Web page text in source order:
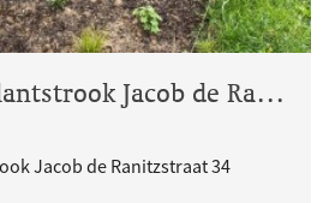
Participeren plantstrook Jacob de Ranitzstraat 34
Jacob de Ranitzstraat 34